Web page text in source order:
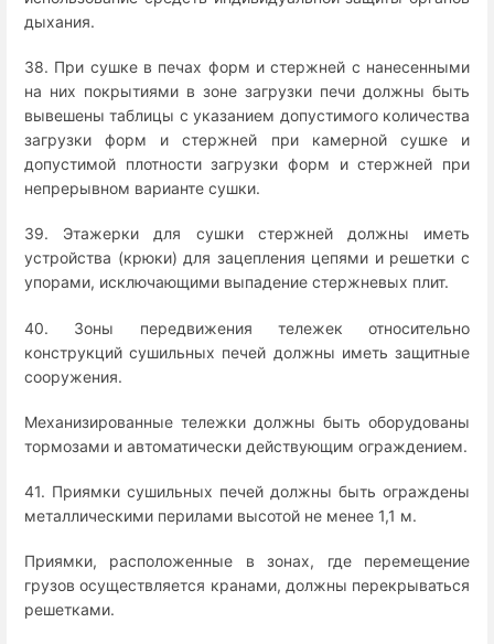
дыхания.
38. При сушке в печах форм и стержней с нанесенными
на них покрытиями в зоне загрузки печи должны быть
вывешены таблицы с указанием допустимого количества
загрузки форм и стержней при камерной сушке и
допустимой плотности загрузки форм и стержней при
непрерывном варианте сушки.
39. Этажерки для сушки стержней должны иметь
устройства (крюки) для зацепления цепями и решетки с
упорами, исключающими выпадение стержневых плит.
40. Зоны передвижения тележек относительно
конструкций сушильных печей должны иметь защитные
сооружения.
Механизированные тележки должны быть оборудованы
тормозами и автоматически действующим ограждением.
41. Приямки сушильных печей должны быть ограждены
металлическими перилами высотой не менее 1,1 м.
Приямки, расположенные в зонах, где перемещение
грузов осуществляется кранами, должны перекрываться
решетками.